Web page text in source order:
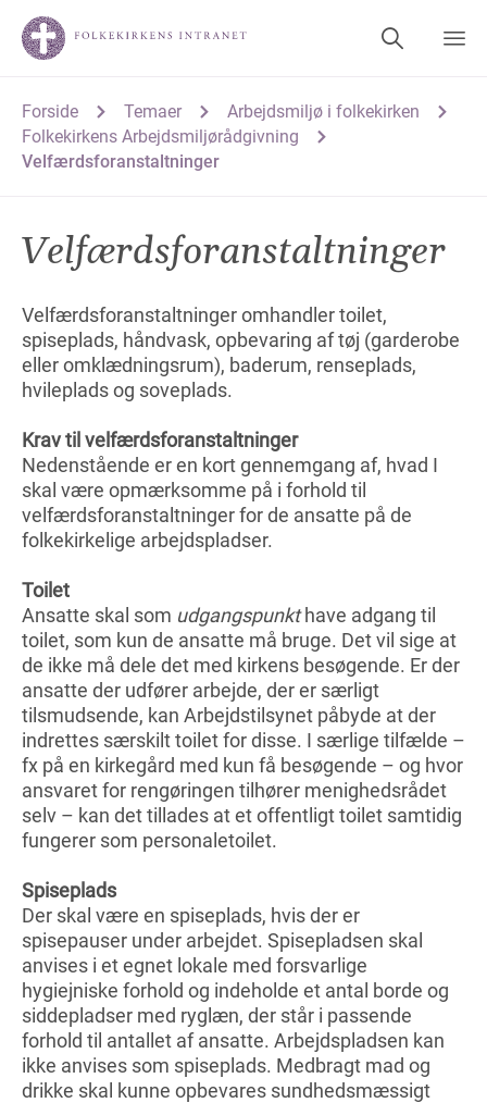
Forside Temaer
Arbejdsmiljø i folkekirken
Folkekirkens Arbejdsmiljørådgivning
Velfærdsforanstaltninger
Velfærdsforanstaltninger
Velfærdsforanstaltninger omhandler toilet,
spiseplads, håndvask, opbevaring af tøj (garderobe
eller omklædningsrum), baderum, renseplads,
hvileplads og soveplads.
Krav til velfærdsforanstaltninger
Nedenstående er en kort gennemgang af, hvad I
skal være opmærksomme på i forhold til
velfærdsforanstaltninger for de ansatte på de
folkekirkelige arbejdspladser.
Toilet
Ansatte skal som udgangspunkthave adgang til
toilet, som kun de ansatte må bruge. Det vil sige at
de ikke må dele det med kirkens besøgende. Er der
ansatte der udfører arbejde, der er særligt
tilsmudsende, kan Arbejdstilsynet påbyde at der
indrettes særskilt toilet for disse. I særlige tilfælde –
fx på en kirkegård med kun få besøgende – og hvor
ansvaret for rengøringen tilhører menighedsrådet
selv – kan det tillades at et offentligt toilet samtidig
fungerer som personaletoilet.
Spiseplads
Der skal være en spiseplads, hvis der er
spisepauser under arbejdet. Spisepladsen skal
anvises i et egnet lokale med forsvarlige
hygiejniske forhold og indeholde et antal borde og
siddepladser med ryglæn, der står i passende
forhold til antallet af ansatte. Arbejdspladsen kan
ikke anvises som spiseplads. Medbragt mad og
drikke skal kunne opbevares sundhedsmæssigt